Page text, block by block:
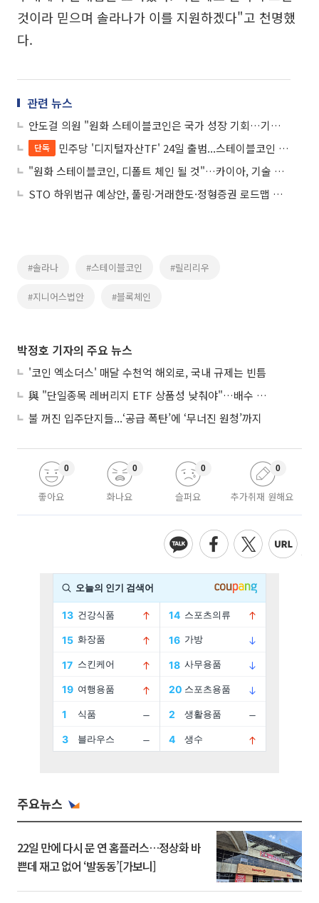
것이라 믿으며 솔라나가 이를 지원하겠다"고 천명했
다.
관련 뉴스
안도걸 의원 "원화 스테이블코인은 국가 성장 기회…기축통화 가능성도"
단독
민주당 '디지털자산TF' 24일 출범...스테이블코인 법제화 본격 추진
"원화 스테이블코인, 디폴트 체인 될 것"…카이아, 기술 동맹 구축
STO 하위법규 예상안, 풀링·거래한도·정형증권 로드맵 제시
#솔라나 #스테이블코인 #릴리리우
#지니어스법안 #블록체인
박정호 기자의 주요 뉴스
'코인 엑소더스' 매달 수천억 해외로, 국내 규제는 빈틈
與 "단일종목 레버리지 ETF 상품성 낮춰야"…배수 조정안도 거론
불 꺼진 입주단지들...‘공급 폭탄’에 ‘무너진 원청’까지
좋아요
0
화나요
0
슬퍼요
0
추가취재 원해요
0
주요뉴스
22일 만에 다시 문 연 홈플러스…정상화 바
쁜데 재고 없어 ‘발동동’[가보니]